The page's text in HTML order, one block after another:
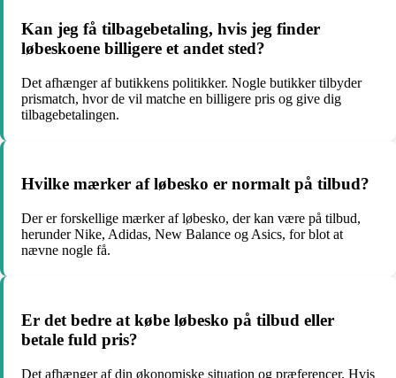
Kan jeg få tilbagebetaling, hvis jeg finder
løbeskoene billigere et andet sted?
Det afhænger af butikkens politikker. Nogle butikker tilbyder
prismatch, hvor de vil matche en billigere pris og give dig
tilbagebetalingen.
Hvilke mærker af løbesko er normalt på tilbud?
Der er forskellige mærker af løbesko, der kan være på tilbud,
herunder Nike, Adidas, New Balance og Asics, for blot at
nævne nogle få.
Er det bedre at købe løbesko på tilbud eller
betale fuld pris?
Det afhænger af din økonomiske situation og præferencer. Hvis